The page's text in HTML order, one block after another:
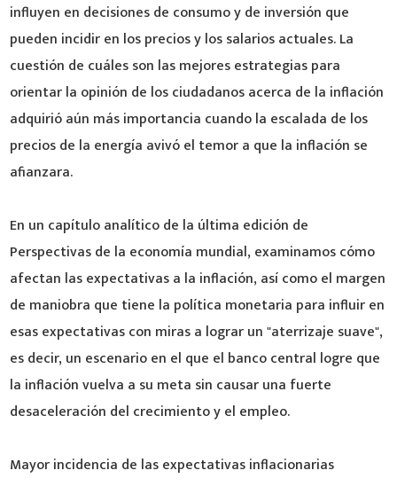
influyen en decisiones de consumo y de inversión que
pueden incidir en los precios y los salarios actuales. La
cuestión de cuáles son las mejores estrategias para
orientar la opinión de los ciudadanos acerca de la inflación
adquirió aún más importancia cuando la escalada de los
precios de la energía avivó el temor a que la inflación se
afianzara.
En un capítulo analítico de la última edición de
Perspectivas de la economía mundial, examinamos cómo
afectan las expectativas a la inflación, así como el margen
de maniobra que tiene la política monetaria para influir en
esas expectativas con miras a lograr un "aterrizaje suave",
es decir, un escenario en el que el banco central logre que
la inflación vuelva a su meta sin causar una fuerte
desaceleración del crecimiento y el empleo.
Mayor incidencia de las expectativas inflacionarias